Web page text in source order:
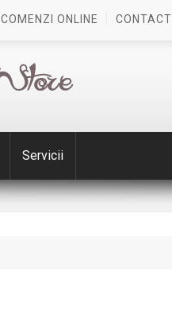
COMENZI ONLINE CONTACT
Servicii